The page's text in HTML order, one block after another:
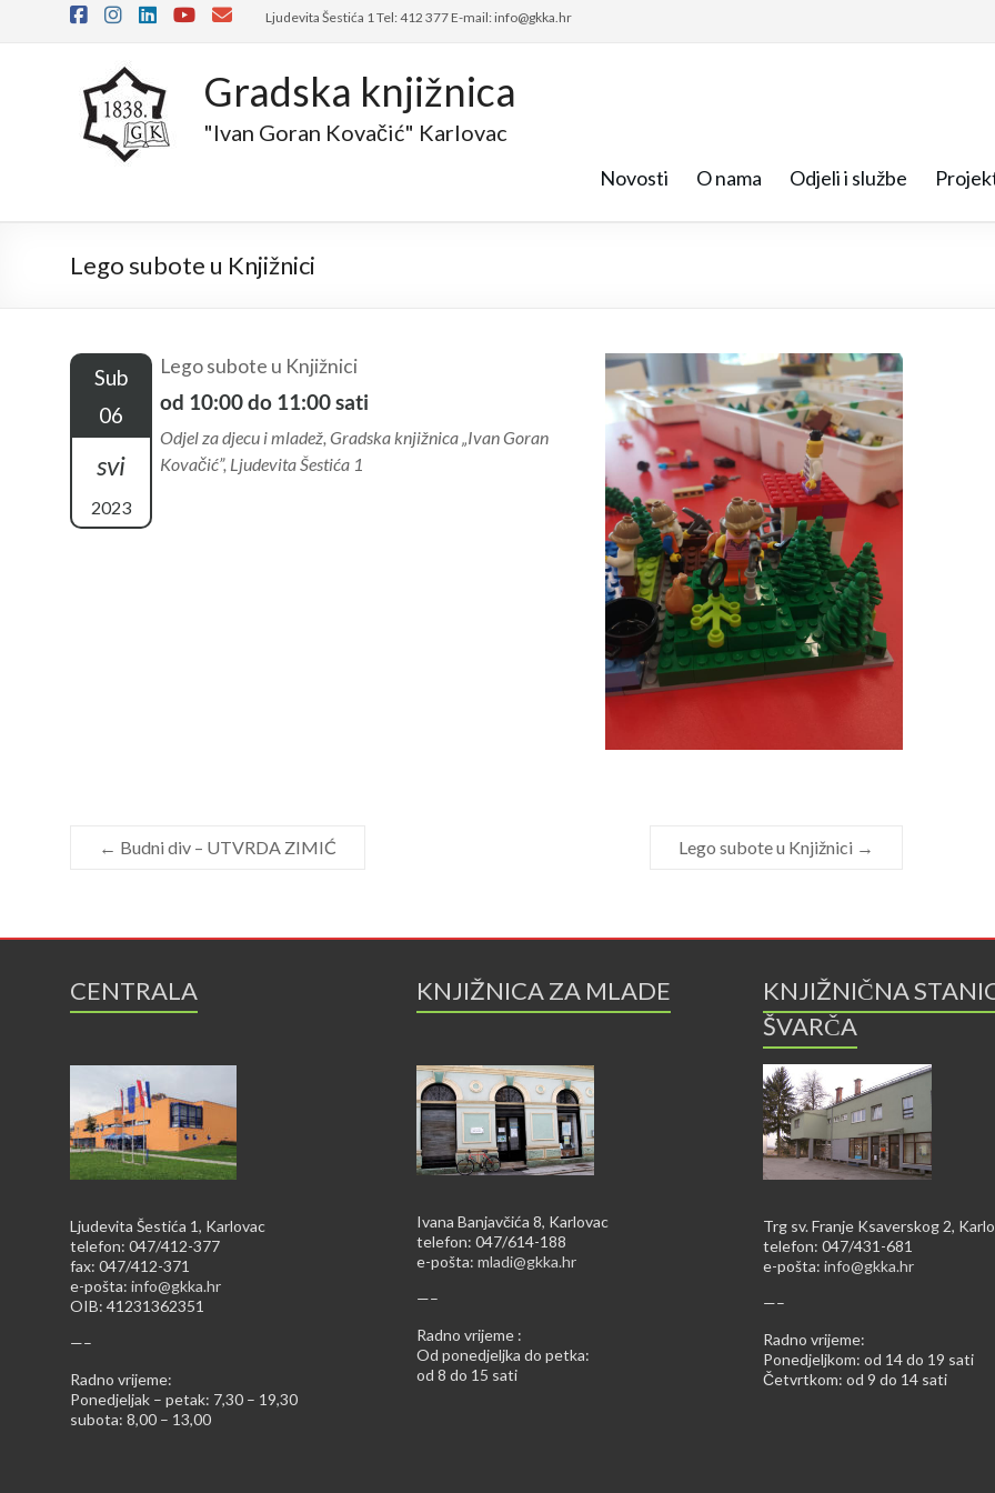
Ljudevita Šestića 1 Tel: 412 377 E-mail: info@gkka.hr
Gradska knjižnica
"Ivan Goran Kovačić" Karlovac
Novosti O nama Odjeli i službe
Lego subote u Knjižnici
Sub
06
svi
2023
Lego subote u Knjižnici
od 10:00 do 11:00 sati
Odjel za djecu i mladež, Gradska knjižnica „Ivan Goran
Kovačić”, Ljudevita Šestića 1
← Budni div – UTVRDA ZIMIĆ Lego subote u Knjižnici →
CENTRALA
Ljudevita Šestića 1, Karlovac
telefon: 047/412-377
fax: 047/412-371
e-pošta: info@gkka.hr
OIB: 41231362351
—–
Radno vrijeme:
Ponedjeljak – petak: 7,30 – 19,30
subota: 8,00 – 13,00
KNJIŽNICA ZA MLADE
Ivana Banjavčića 8, Karlovac
telefon: 047/614-188
e-pošta: mladi@gkka.hr
—–
Radno vrijeme :
Od ponedjeljka do petka:
od 8 do 15 sati
KNJIŽNIČNA
ŠVARČA
Trg sv. Franje Ksaverskog 2,
telefon: 047/431-681
e-pošta: info@gkka.hr
—–
Radno vrijeme:
Ponedjeljkom: od 14 do 19 sati
Četvrtkom: od 9 do 14 sati